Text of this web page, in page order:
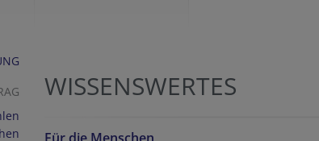
WISSENSWERTES